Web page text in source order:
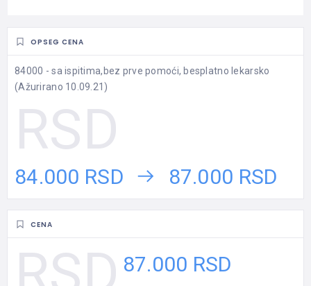
OPSEG CENA
84000 - sa ispitima,bez prve pomoći, besplatno lekarsko
(Ažurirano 10.09.21)
84.000 RSD 87.000 RSD
CENA
87.000 RSD